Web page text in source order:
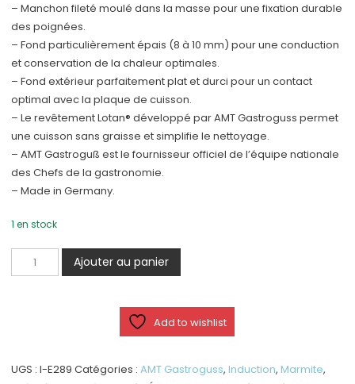
– Manchon fileté moulé dans la masse pour une fixation durable
des poignées.
– Fond particulièrement épais (8 à 10 mm) pour une conduction
et conservation de la chaleur optimales.
– Fond extérieur parfaitement plat et durci pour un contact
optimal avec la plaque de cuisson.
– Le revêtement Lotan® développé par AMT Gastroguss permet
une cuisson sans graisse et simplifie le nettoyage.
– AMT Gastroguß est le fournisseur officiel de l’équipe nationale
des Chefs de la gastronomie.
– Made in Germany.
1 en stock
quantité
de
28
Ajouter au panier
Add to wishlist
UGS :I-E289 Catégories :AMT Gastroguss,Induction,Marmite,